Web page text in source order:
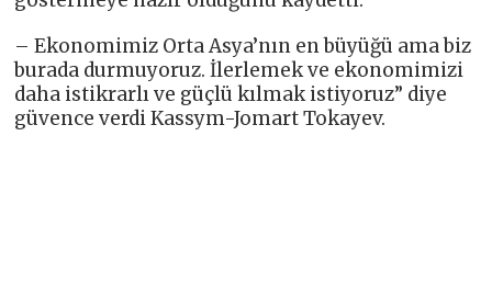
– Ekonomimiz Orta Asya’nın en büyüğü ama biz
burada durmuyoruz. İlerlemek ve ekonomimizi
daha istikrarlı ve güçlü kılmak istiyoruz” diye
güvence verdi Kassym-Jomart Tokayev.